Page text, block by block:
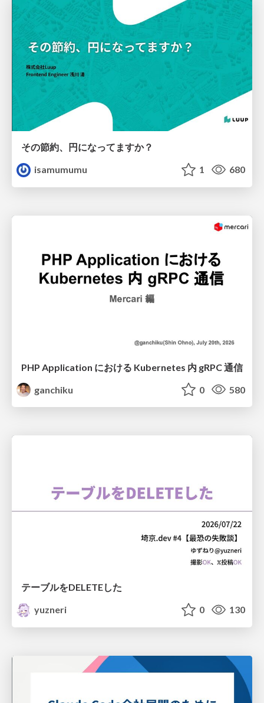
その節約、円になってますか？
isamumumu
1 680
PHP Application における Kubernetes 内 gRPC 通信
ganchiku
0 580
テーブルをDELETEした
yuzneri
0 130